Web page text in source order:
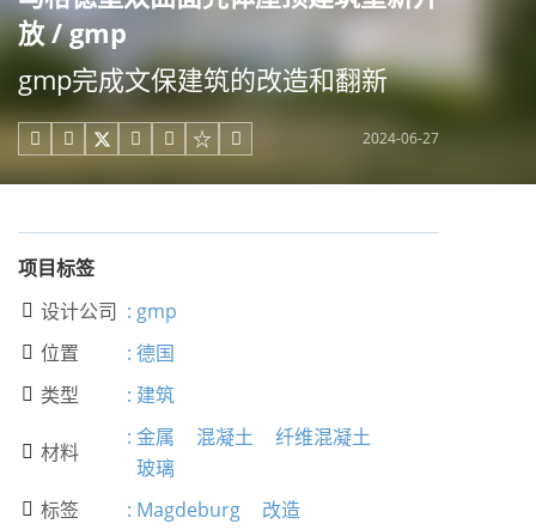
放 / gmp
gmp完成文保建筑的改造和翻新
     2024-06-27
项目标签
 设计公司 : gmp
 位置 : 德国
 类型 : 建筑
 材料
: 金属 混凝土
纤维混凝土
玻璃
 标签 : Magdeburg 改造